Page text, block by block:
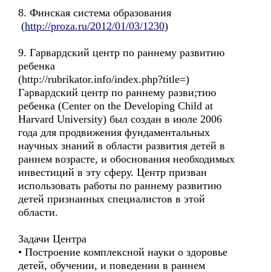
8. Финская система образования
(http://proza.ru/2012/01/03/1230)
9. Гарвардский центр по раннему развитию
ребенка
(http://rubrikator.info/index.php?title=)
Гарвардский центр по раннему разви;тию
ребенка (Center on the Developing Child at
Harvard University) был создан в июле 2006
года для продвижения фундаментальных
научных знаний в области развития детей в
раннем возрасте, и обоснования необходимых
инвестиций в эту сферу. Центр призван
использовать работы по раннему развитию
детей признанных специалистов в этой
области.
Задачи Центра
• Построение комплексной науки о здоровье
детей, обучении, и поведении в раннем